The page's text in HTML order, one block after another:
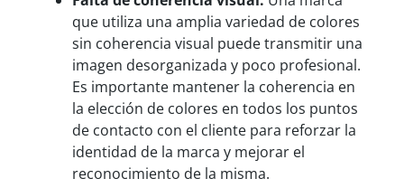
que utiliza una amplia variedad de colores
sin coherencia visual puede transmitir una
imagen desorganizada y poco profesional.
Es importante mantener la coherencia en
la elección de colores en todos los puntos
de contacto con el cliente para reforzar la
identidad de la marca y mejorar el
reconocimiento de la misma.